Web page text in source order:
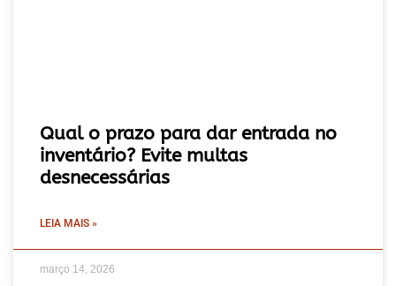
Qual o prazo para dar entrada no
inventário? Evite multas
desnecessárias
LEIA MAIS »
março 14, 2026